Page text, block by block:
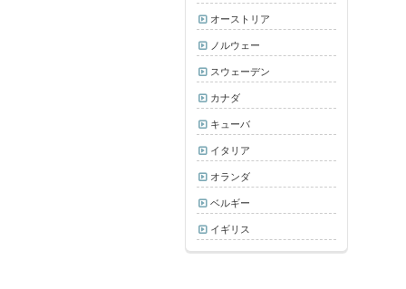
オーストリア
ノルウェー
スウェーデン
カナダ
キューバ
イタリア
オランダ
ベルギー
イギリス